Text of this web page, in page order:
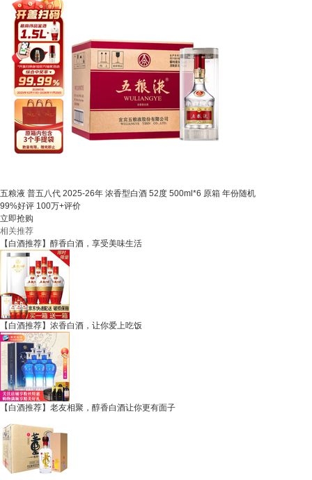
五粮液 普五八代 2025-26年 浓香型白酒 52度 500ml*6 原箱 年份随机
99%好评 100万+评价
立即抢购
相关推荐
【白酒推荐】醇香白酒，享受美味生活
【白酒推荐】浓香白酒，让你爱上吃饭
【白酒推荐】老友相聚，醇香白酒让你更有面子